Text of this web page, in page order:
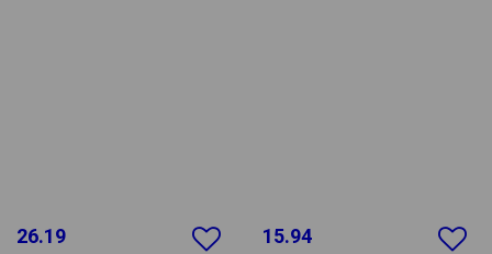
26.19 15.94